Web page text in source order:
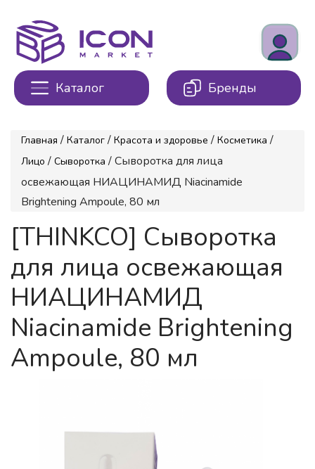
Каталог Бренды
Главная / Каталог / Красота и здоровье / Косметика /
Лицо / Сыворотка / Сыворотка для лица
освежающая НИАЦИНАМИД Niacinamide
Brightening Ampoule, 80 мл
[THINKCO] Сыворотка
для лица освежающая
НИАЦИНАМИД
Niacinamide Brightening
Ampoule, 80 мл